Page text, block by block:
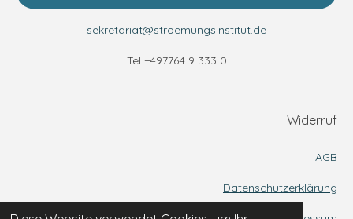
sekretariat@stroemungsinstitut.de
Tel +497764 9 333 0
Widerruf
AGB
Datenschutzerklärung